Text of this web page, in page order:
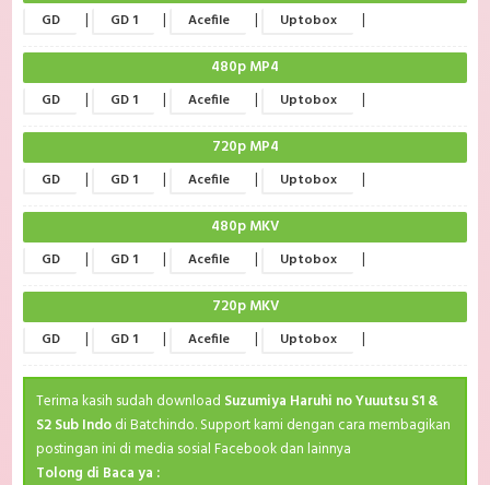
GD | GD 1 | Acefile | Uptobox |
480p MP4
GD | GD 1 | Acefile | Uptobox |
720p MP4
GD | GD 1 | Acefile | Uptobox |
480p MKV
GD | GD 1 | Acefile | Uptobox |
720p MKV
GD | GD 1 | Acefile | Uptobox |
Terima kasih sudah download Suzumiya Haruhi no Yuuutsu S1 &
S2 Sub Indodi Batchindo. Support kami dengan cara membagikan
postingan ini di media sosial Facebook dan lainnya
Tolong di Baca ya :